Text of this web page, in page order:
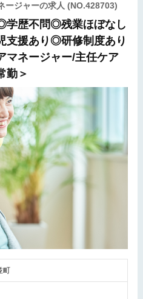
ージャーの求人 (NO.428703)
学歴不問◎残業ほぼなし
援あり◎研修制度あり
ネージャー/主任ケア
勤＞
町